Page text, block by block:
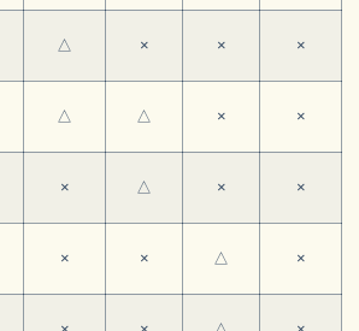
△ × × ×
△ △ × ×
× △ × ×
× × △ ×